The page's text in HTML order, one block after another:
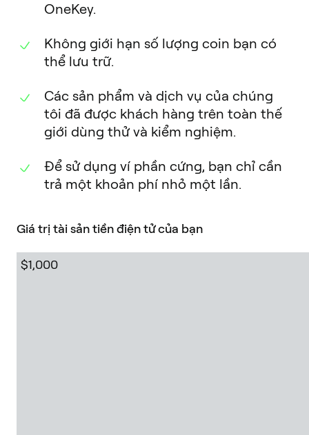
OneKey.
Không giới hạn số lượng coin bạn có
thể lưu trữ.
Các sản phẩm và dịch vụ của chúng
tôi đã được khách hàng trên toàn thế
giới dùng thử và kiểm nghiệm.
Để sử dụng ví phần cứng, bạn chỉ cần
trả một khoản phí nhỏ một lần.
Giá trị tài sản tiền điện tử của bạn
$1,000,000 +
$30,000
$10,000
$1,000